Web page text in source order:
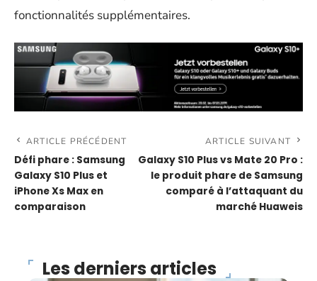
fonctionnalités supplémentaires.
ARTICLE PRÉCÉDENT
Défi phare : Samsung
Galaxy S10 Plus et
iPhone Xs Max en
comparaison
ARTICLE SUIVANT
Galaxy S10 Plus vs Mate 20 Pro :
le produit phare de Samsung
comparé à l’attaquant du
marché Huaweis
Les derniers articles